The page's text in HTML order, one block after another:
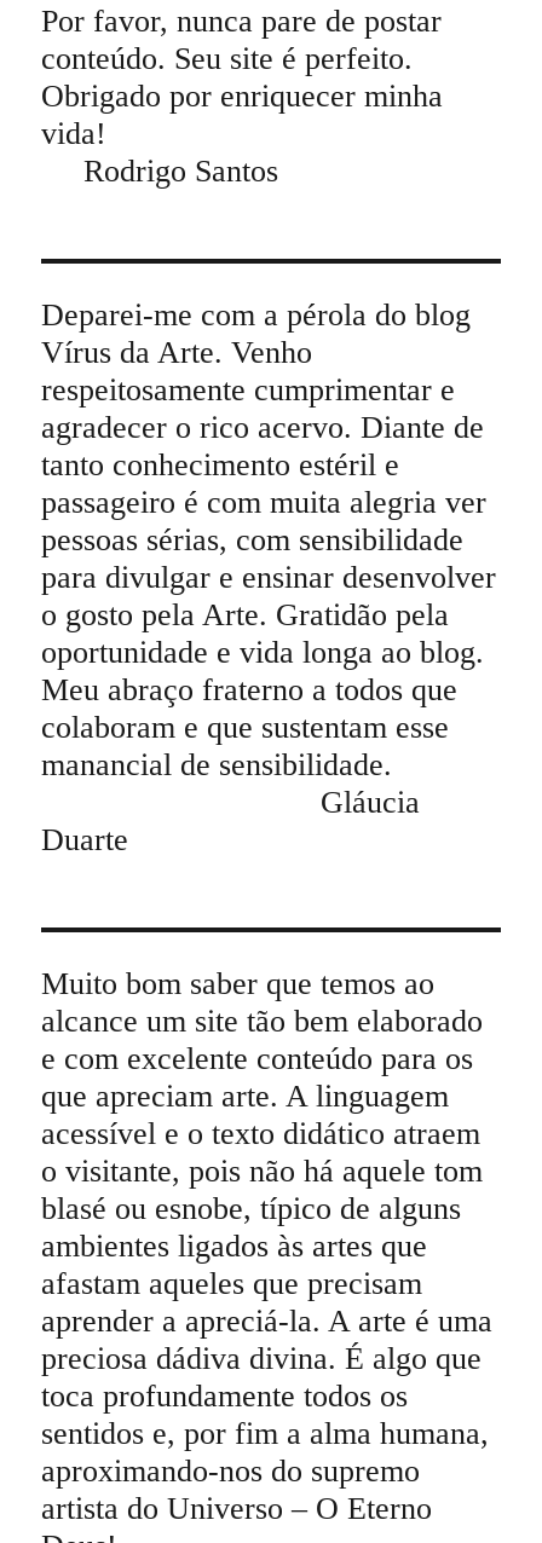
Por favor, nunca pare de postar
conteúdo. Seu site é perfeito.
Obrigado por enriquecer minha
vida!
Rodrigo Santos
Deparei-me com a pérola do blog
Vírus da Arte. Venho
respeitosamente cumprimentar e
agradecer o rico acervo. Diante de
tanto conhecimento estéril e
passageiro é com muita alegria ver
pessoas sérias, com sensibilidade
para divulgar e ensinar desenvolver
o gosto pela Arte. Gratidão pela
oportunidade e vida longa ao blog.
Meu abraço fraterno a todos que
colaboram e que sustentam esse
manancial de sensibilidade.
Gláucia
Duarte
Muito bom saber que temos ao
alcance um site tão bem elaborado
e com excelente conteúdo para os
que apreciam arte. A linguagem
acessível e o texto didático atraem
o visitante, pois não há aquele tom
blasé ou esnobe, típico de alguns
ambientes ligados às artes que
afastam aqueles que precisam
aprender a apreciá-la. A arte é uma
preciosa dádiva divina. É algo que
toca profundamente todos os
sentidos e, por fim a alma humana,
aproximando-nos do supremo
artista do Universo – O Eterno